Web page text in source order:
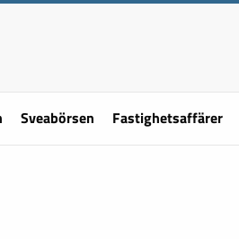
Sveabörsen Fastighetsaffärer